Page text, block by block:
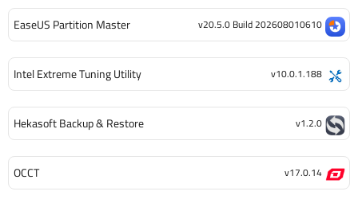
EaseUS Partition Master v20.5.0 Build 202608010610
Intel Extreme Tuning Utility v10.0.1.188
Hekasoft Backup & Restore v1.2.0
OCCT v17.0.14